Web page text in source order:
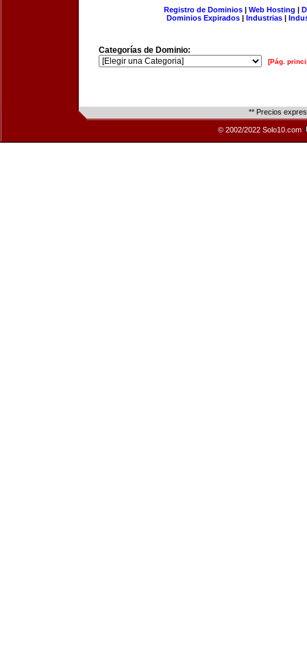
Registro de Dominios| Web Hosting |
Dominios Expirados | Industrias |
Categorías de Dominio:
[Pág.
** Precios
© 2002/2022 Solo10.com